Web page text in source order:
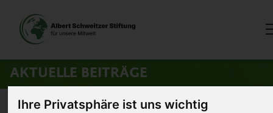
Ihre Privatsphäre ist uns wichtig
AKTUELLE BEITRÄGE
Startseite > Aktuelles >Der doppelte Kehoe: Subway-Protest vor Ort